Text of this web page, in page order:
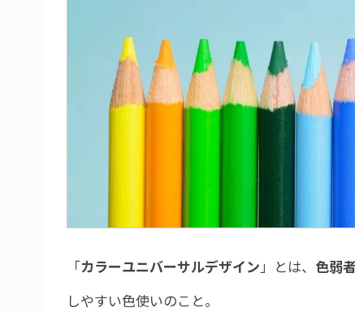
「カラーユニバーサルデザイン」とは、 色弱
しやすい色使いのこと。